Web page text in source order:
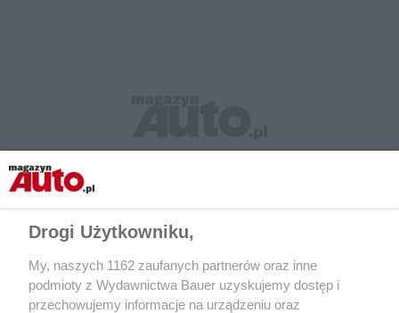
Drogi Użytkowniku,
My, naszych 1162 zaufanych partnerów oraz inne
podmioty z Wydawnictwa Bauer uzyskujemy dostęp i
przechowujemy informacje na urządzeniu oraz